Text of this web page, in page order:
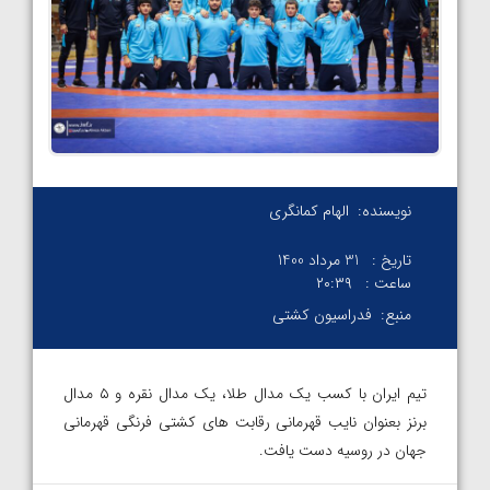
نویسنده: الهام کمانگری
تاریخ :
31 مرداد 1400
ساعت :
۲۰:۳۹
منبع: فدراسیون کشتی
تیم ایران با کسب یک مدال طلا، یک مدال نقره و ۵ مدال
برنز بعنوان نایب قهرمانی رقابت های کشتی فرنگی قهرمانی
جهان در روسیه دست یافت.